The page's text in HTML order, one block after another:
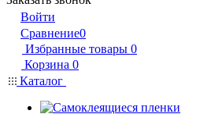
Войти
Сравнение0
Избранные товары 0
Корзина 0
Каталог